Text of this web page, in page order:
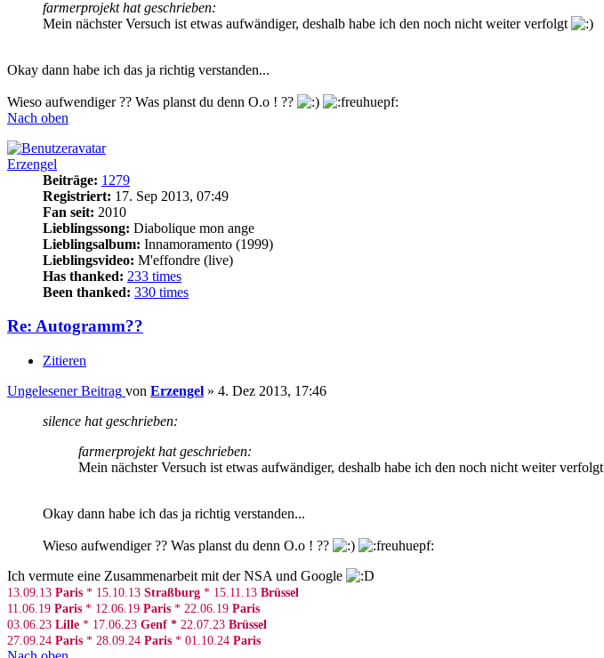
farmerprojekt hat geschrieben:
Mein nächster Versuch ist etwas aufwändiger, deshalb habe ich den noch nicht weiter verfolgt
Okay dann habe ich das ja richtig verstanden...
Wieso aufwendiger ?? Was planst du denn O.o ! ??
Nach oben
Erzengel
Beiträge: 1279
Registriert: 17. Sep 2013, 07:49
Fan seit: 2010
Lieblingssong: Diabolique mon ange
Lieblingsalbum: Innamoramento (1999)
Lieblingsvideo: M'effondre (live)
Has thanked: 233 times
Been thanked: 330 times
Re: Autogramm??
Zitieren
Ungelesener Beitrag von Erzengel » 4. Dez 2013, 17:46
silence hat geschrieben:
farmerprojekt hat geschrieben:
Mein nächster Versuch ist etwas aufwändiger, deshalb habe ich den noch nicht weiter verfolgt
Okay dann habe ich das ja richtig verstanden...
Wieso aufwendiger ?? Was planst du denn O.o ! ??
Ich vermute eine Zusammenarbeit mit der NSA und Google
13.09.13 Paris * 15.10.13 Straßburg * 15.11.13 Brüssel
11.06.19 Paris * 12.06.19 Paris * 22.06.19 Paris
03.06.23 Lille * 17.06.23 Genf * 22.07.23 Brüssel
27.09.24 Paris * 28.09.24 Paris * 01.10.24 Paris